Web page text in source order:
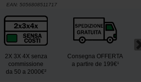
EAN: 5056808511717
2X 3X 4X senza
commissione
da 50 a 2000€²
Consegna OFFERTA
a partire de 199€¹